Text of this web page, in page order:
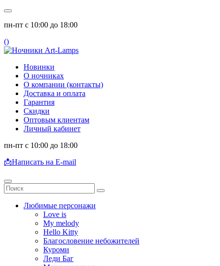
пн-пт с 10:00 до 18:00
()
Новинки
О ночниках
О компании (контакты)
Доставка и оплата
Гарантия
Скидки
Оптовым клиентам
Личный кабинет
пн-пт с 10:00 до 18:00
📩Написать на E-mail
Любимые персонажи
Love is
My melody
Hello Kitty
Благословение небожителей
Куроми
Леди Баг